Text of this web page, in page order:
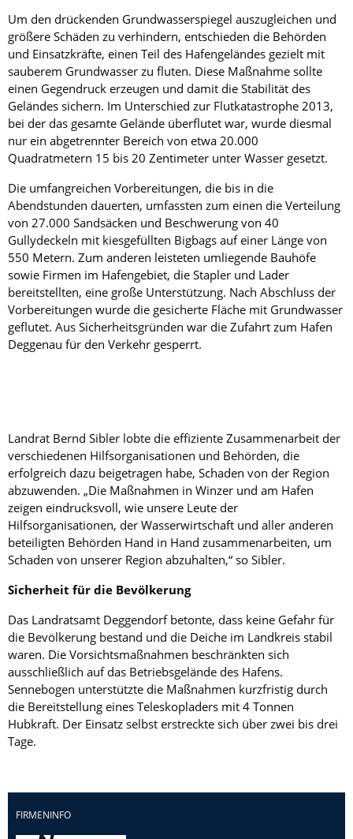
Um den drückenden Grundwasserspiegel auszugleichen und
größere Schäden zu verhindern, entschieden die Behörden
und Einsatzkräfte, einen Teil des Hafengeländes gezielt mit
sauberem Grundwasser zu fluten. Diese Maßnahme sollte
einen Gegendruck erzeugen und damit die Stabilität des
Geländes sichern. Im Unterschied zur Flutkatastrophe 2013,
bei der das gesamte Gelände überflutet war, wurde diesmal
nur ein abgetrennter Bereich von etwa 20.000
Quadratmetern 15 bis 20 Zentimeter unter Wasser gesetzt.
Die umfangreichen Vorbereitungen, die bis in die
Abendstunden dauerten, umfassten zum einen die Verteilung
von 27.000 Sandsäcken und Beschwerung von 40
Gullydeckeln mit kiesgefüllten Bigbags auf einer Länge von
550 Metern. Zum anderen leisteten umliegende Bauhöfe
sowie Firmen im Hafengebiet, die Stapler und Lader
bereitstellten, eine große Unterstützung. Nach Abschluss der
Vorbereitungen wurde die gesicherte Fläche mit Grundwasser
geflutet. Aus Sicherheitsgründen war die Zufahrt zum Hafen
Deggenau für den Verkehr gesperrt.
Landrat Bernd Sibler lobte die effiziente Zusammenarbeit der
verschiedenen Hilfsorganisationen und Behörden, die
erfolgreich dazu beigetragen habe, Schaden von der Region
abzuwenden. „Die Maßnahmen in Winzer und am Hafen
zeigen eindrucksvoll, wie unsere Leute der
Hilfsorganisationen, der Wasserwirtschaft und aller anderen
beteiligten Behörden Hand in Hand zusammenarbeiten, um
Schaden von unserer Region abzuhalten,“ so Sibler.
Sicherheit für die Bevölkerung
Das Landratsamt Deggendorf betonte, dass keine Gefahr für
die Bevölkerung bestand und die Deiche im Landkreis stabil
waren. Die Vorsichtsmaßnahmen beschränkten sich
ausschließlich auf das Betriebsgelände des Hafens.
Sennebogen unterstützte die Maßnahmen kurzfristig durch
die Bereitstellung eines Teleskopladers mit 4 Tonnen
Hubkraft. Der Einsatz selbst erstreckte sich über zwei bis drei
Tage.
FIRMENINFO